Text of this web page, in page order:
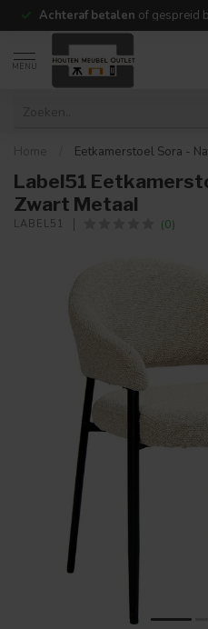
Achteraf betalen of gespreid
MENU
Home Eetkamerstoel Sora -
Label51
Zwart Metaal
LABEL51 (0)